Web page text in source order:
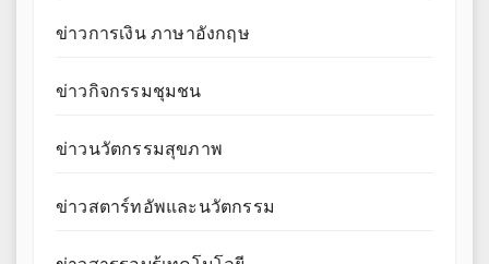
ข่าวการเงิน ภาษาอังกฤษ
ข่าวกิจกรรมชุมชน
ข่าวนวัตกรรมสุขภาพ
ข่าวสตาร์ทอัพและนวัตกรรม